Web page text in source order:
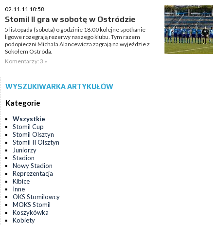
02.11.11 10:58
Stomil II gra w sobotę w Ostródzie
5 listopada (sobota) o godzinie 18:00 kolejne spotkanie
ligowe rozegrają rezerwy naszego klubu. Tym razem
podopieczni Michała Alancewicza zagrają na wyjeździe z
Sokołem Ostróda.
Komentarzy: 3 »
WYSZUKIWARKA ARTYKUŁÓW
Kategorie
Wszystkie
Stomil Cup
Stomil Olsztyn
Stomil II Olsztyn
Juniorzy
Stadion
Nowy Stadion
Reprezentacja
Kibice
Inne
OKS Stomilowcy
MOKS Stomil
Koszykówka
Kobiety